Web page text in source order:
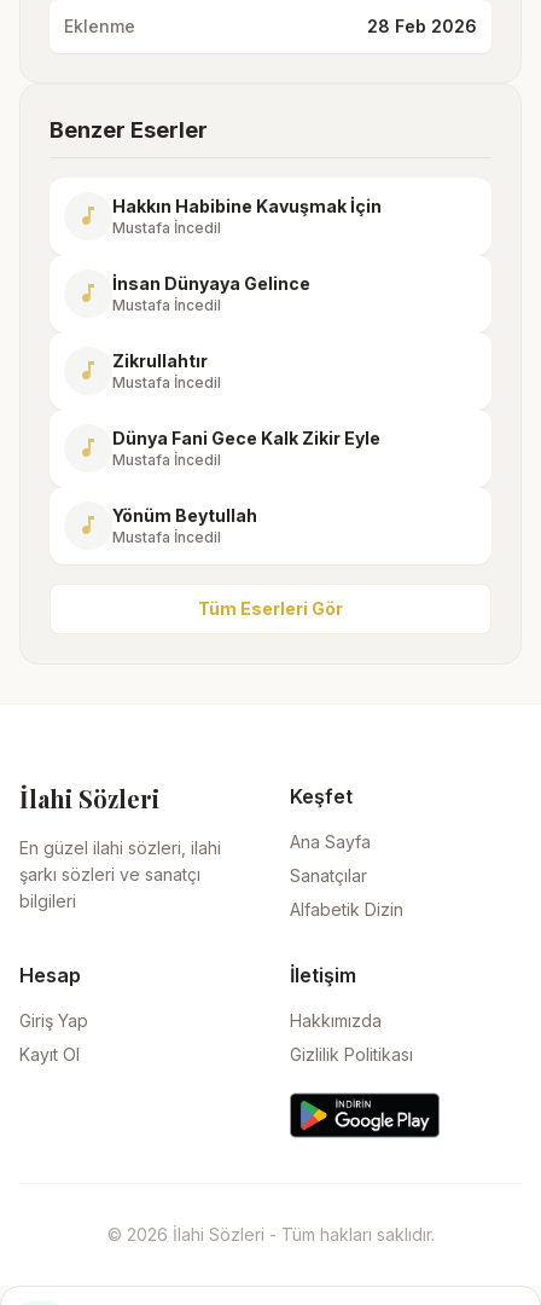
Eklenme 28 Feb 2026
Benzer Eserler
music_note Hakkın Habibine Kavuşmak İçin
Mustafa İncedil
music_note İnsan Dünyaya Gelince
Mustafa İncedil
music_note Zikrullahtır
Mustafa İncedil
music_note Dünya Fani Gece Kalk Zikir Eyle
Mustafa İncedil
music_note Yönüm Beytullah
Mustafa İncedil
Tüm Eserleri Gör
İlahi Sözleri
En güzel ilahi sözleri, ilahi
şarkı sözleri ve sanatçı
bilgileri
Keşfet
Ana Sayfa
Sanatçılar
Alfabetik Dizin
Hesap
Giriş Yap
Kayıt Ol
İletişim
Hakkımızda
Gizlilik Politikası
© 2026 İlahi Sözleri - Tüm hakları saklıdır.